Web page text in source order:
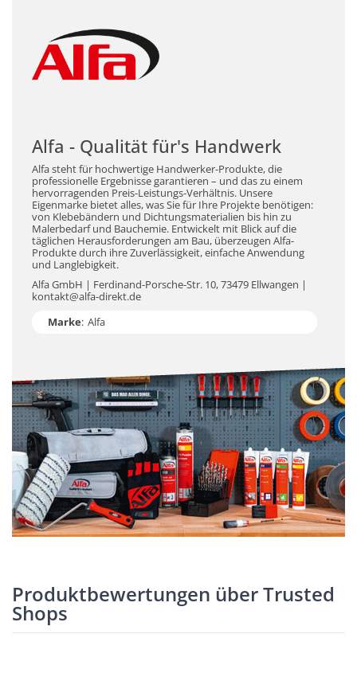
Alfa - Qualität für's Handwerk
Alfa steht für hochwertige Handwerker-Produkte, die
professionelle Ergebnisse garantieren – und das zu einem
hervorragenden Preis-Leistungs-Verhältnis. Unsere
Eigenmarke bietet alles, was Sie für Ihre Projekte benötigen:
von Klebebändern und Dichtungsmaterialien bis hin zu
Malerbedarf und Bauchemie. Entwickelt mit Blick auf die
täglichen Herausforderungen am Bau, überzeugen Alfa-
Produkte durch ihre Zuverlässigkeit, einfache Anwendung
und Langlebigkeit.
Alfa GmbH | Ferdinand-Porsche-Str. 10, 73479 Ellwangen |
kontakt@alfa-direkt.de
Marke: Alfa
Produktbewertungen über Trusted
Shops